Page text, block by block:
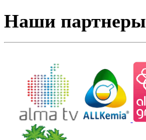
Наши партнеры